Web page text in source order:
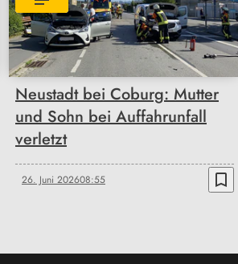
Neustadt bei Coburg: Mutter
und Sohn bei Auffahrunfall
verletzt
26. Juni 202608:55 bookmark_border